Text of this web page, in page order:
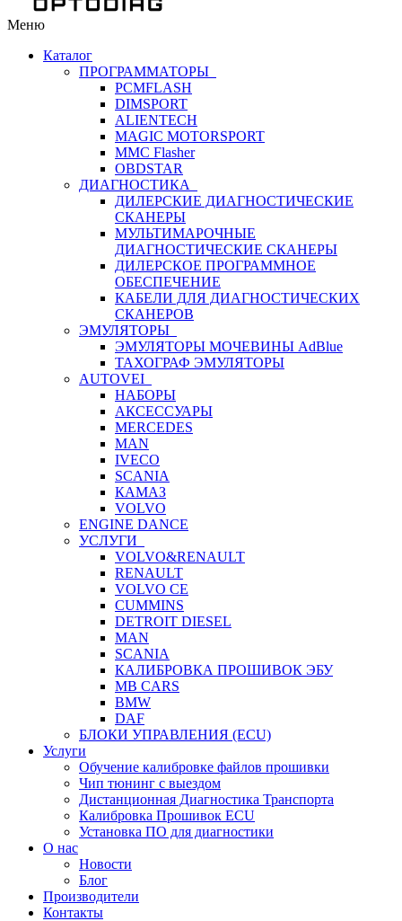
Меню
Каталог
ПРОГРАММАТОРЫ
PCMFLASH
DIMSPORT
ALIENTECH
MAGIC MOTORSPORT
MMC Flasher
OBDSTAR
ДИАГНОСТИКА
ДИЛЕРСКИЕ ДИАГНОСТИЧЕСКИЕ
СКАНЕРЫ
МУЛЬТИМАРОЧНЫЕ
ДИАГНОСТИЧЕСКИЕ СКАНЕРЫ
ДИЛЕРСКОЕ ПРОГРАММНОЕ
ОБЕСПЕЧЕНИЕ
КАБЕЛИ ДЛЯ ДИАГНОСТИЧЕСКИХ
СКАНЕРОВ
ЭМУЛЯТОРЫ
ЭМУЛЯТОРЫ МОЧЕВИНЫ АdBlue
ТАХОГРАФ ЭМУЛЯТОРЫ
AUTOVEI
НАБОРЫ
АКСЕССУАРЫ
MERCEDES
MAN
IVECO
SCANIA
КАМАЗ
VOLVO
ENGINE DANCE
УСЛУГИ
VOLVO&RENAULT
RENAULT
VOLVO CE
CUMMINS
DETROIT DIESEL
MAN
SCANIA
КАЛИБРОВКА ПРОШИВОК ЭБУ
MB CARS
BMW
DAF
БЛОКИ УПРАВЛЕНИЯ (ECU)
Услуги
Обучение калибровке файлов прошивки
Чип тюнинг с выездом
Дистанционная Диагностика Транспорта
Калибровка Прошивок ECU
Установка ПО для диагностики
О нас
Новости
Блог
Производители
Контакты